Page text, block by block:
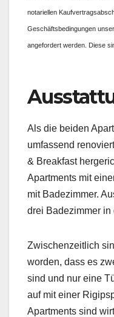
notariellen
Geschäftsbedingungen
angefordert werden. Diese
Als die beiden
umfassend
& Breakfast
Apartments mit
mit Badezimmer.
drei Badezimmer in
Zwischenzeitlich
worden, dass es
sind und nur eine
auf mit einer
Apartments sind